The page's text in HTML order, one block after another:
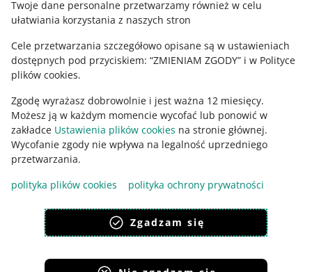
Twoje dane personalne przetwarzamy również w celu
ułatwiania korzystania z naszych stron
Cele przetwarzania szczegółowo opisane są w ustawieniach
dostępnych pod przyciskiem: “ZMIENIAM ZGODY” i w Polityce
plików cookies.
Zgodę wyrażasz dobrowolnie i jest ważna 12 miesięcy.
Możesz ją w każdym momencie wycofać lub ponowić w
zakładce Ustawienia plików cookies na stronie głównej.
Wycofanie zgody nie wpływa na legalność uprzedniego
przetwarzania.
polityka plików cookies
polityka ochrony prywatności
Zgadzam się
Ta strona jest też dostępna w innych językach
wygląd: motyw jasny